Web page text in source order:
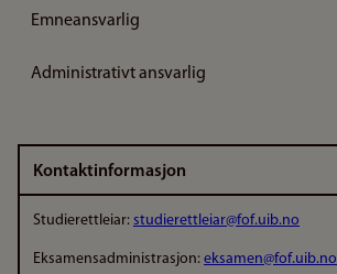
Emneansvarlig
Administrativt ansvarlig
Kontaktinformasjon
Studierettleiar: studierettleiar@fof.uib.no
Eksamensadministrasjon: eksamen@fof.uib.no